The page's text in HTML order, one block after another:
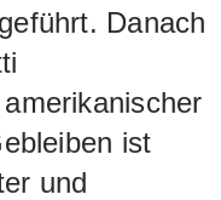
Danach
ist
und